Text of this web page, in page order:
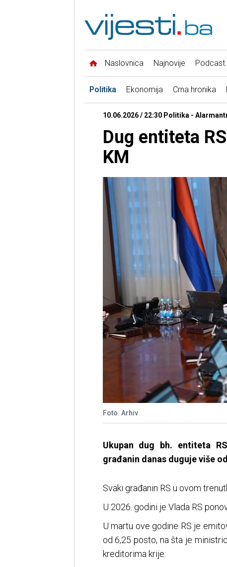
Naslovnica Najnovije Podcast
Politika Ekonomija Crna hronika
10.06.2026 / 22:30 Politika -
Dug entiteta
KM
Foto: Arhiv
Ukupan dug bh. entiteta
građanin danas duguje više
Svaki građanin RS u ovom
U 2026. godini je Vlada RS
U martu ove godine RS je
od 6,25 posto, na šta je
kreditorima krije: